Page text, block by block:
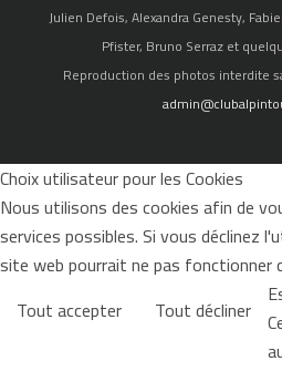
Julien Defois, Alexandra Genesty,
Pfister, Bruno Serraz et
Reproduction des photos interdite
Choix utilisateur pour les Cookies
Nous utilisons des cookies afin de
services possibles. Si vous déclinez
site web pourrait ne pas fonctionner
Tout accepter
Tout décliner